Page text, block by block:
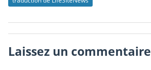
Laissez un commentaire